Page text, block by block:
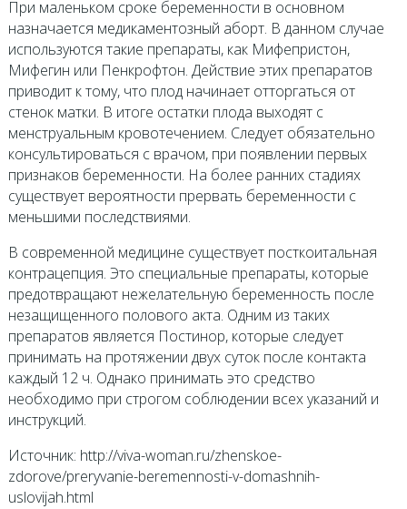
При маленьком сроке беременности в основном
назначается медикаментозный аборт. В данном случае
используются такие препараты, как Мифепристон,
Мифегин или Пенкрофтон. Действие этих препаратов
приводит к тому, что плод начинает отторгаться от
стенок матки. В итоге остатки плода выходят с
менструальным кровотечением. Следует обязательно
консультироваться с врачом, при появлении первых
признаков беременности. На более ранних стадиях
существует вероятности прервать беременности с
меньшими последствиями.
В современной медицине существует посткоитальная
контрацепция. Это специальные препараты, которые
предотвращают нежелательную беременность после
незащищенного полового акта. Одним из таких
препаратов является Постинор, которые следует
принимать на протяжении двух суток после контакта
каждый 12 ч. Однако принимать это средство
необходимо при строгом соблюдении всех указаний и
инструкций.
Источник: http://viva-woman.ru/zhenskoe-
zdorove/preryvanie-beremennosti-v-domashnih-
uslovijah.html